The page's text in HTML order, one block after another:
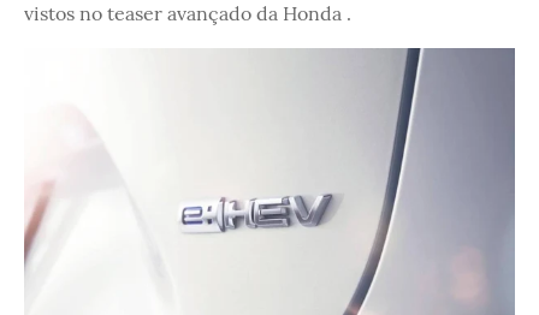
vistos no teaser avançado da Honda .